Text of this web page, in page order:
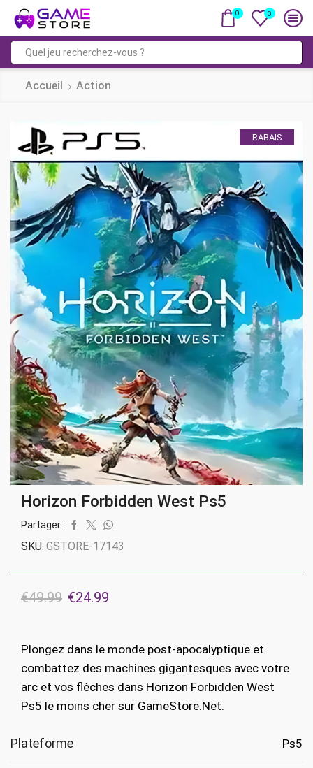
0 0
de
Accueil Action
RABAIS
Horizon Forbidden West Ps5
Partager :
SKU: GSTORE-17143
€49.99 Le
initial
était :
€49.99.
€24.99
actuel
est :
€24.99.
Plongez dans le monde post-apocalyptique et
combattez des machines gigantesques avec votre
arc et vos flèches dans Horizon Forbidden West
Ps5 le moins cher sur GameStore.Net.
Plateforme Ps5